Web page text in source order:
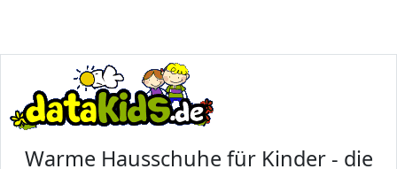
Warme Hausschuhe für Kinder - die